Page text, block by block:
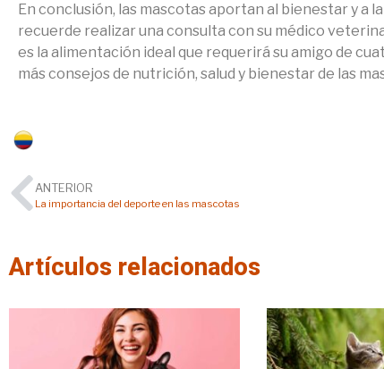
En conclusión, las mascotas aportan al bienestar y a
recuerde realizar una consulta con su médico
es la alimentación ideal que requerirá su amigo de
más consejos de nutrición, salud y bienestar de las
ANTERIOR
La importancia del deporte en las mascotas
Artículos relacionados